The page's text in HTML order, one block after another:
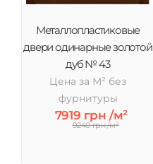
Металлопластиковые
двери одинарные золотой
дуб № 43
Цена за М² без
фурнитуры
7919 грн /м²
9240 грн /м²